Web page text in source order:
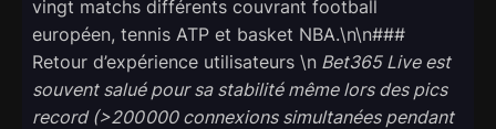
vingt matchs différents couvrant football
européen, tennis ATP et basket NBA.\n\n###
Retour d’expérience utilisateurs \n Bet365 Liveest
souvent salué pour sa stabilité même lors des pics
record (>200 000 connexions simultanées pendant